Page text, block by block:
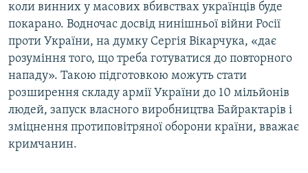
коли винних у масових вбивствах українців буде
покарано. Водночас досвід нинішньої війни Росії
проти України, на думку Сергія Вікарчука, «дає
розуміння того, що треба готуватися до повторного
нападу». Такою підготовкою можуть стати
розширення складу армії України до 10 мільйонів
людей, запуск власного виробництва Байрактарів і
зміцнення протиповітряної оборони країни, вважає
кримчанин.